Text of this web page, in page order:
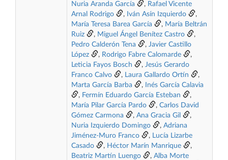
Nuria Aranda García
, Rafael Vicente
Arnal Rodrigo
, Iván Asín Izquierdo
,
María Teresa Barea García
, María Beltrán
Ruiz
, Miguel Ángel Benítez Castro
,
Pedro Calderón Tena
, Javier Castillo
López
, Rodrigo Fabre Calomarde
,
Leticia Fayos Bosch
, Jesús Gerardo
Franco Calvo
, Laura Gallardo Ortín
,
Marta García Barba
,
Inés García Calavia
, Fermín Eduardo García Esteban
,
María Pilar García Pardo
, Carlos David
Gómez Carmona
, Ana Gracia Gil
,
Nuria Izquierdo Domingo
, Adriana
Jiménez-Muro Franco
, Lucía Lizarbe
Casado
, Héctor Marín Manrique
,
Beatriz Martín Luengo
, Alba Morte